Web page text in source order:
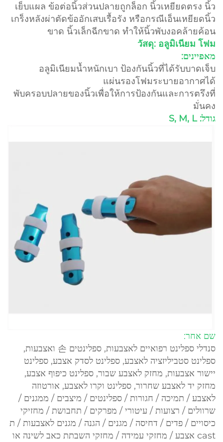
เย็บแผล ข้อต่อนิ้วส่วนปลายถูกล็อก นิ้วเหยียดตรง นิ้ว
เกร็งหลังผ่าตัดข้ออักเสบเรื้อรัง หรือกรณีเอ็นเหยียดนิ้ว
ขาด นิ้วเล็กฉีกขาด ทำให้นิ้วพับงอคล้ายค้อน
วัสดุ: อลูมิเนียม โฟม
מאפיינים:
อลูมิเนียมน้ำหนักเบา ป้องกันนิ้วที่ได้รับบาดเจ็บ
แผ่นรองโฟมระบายอากาศได้
พับครอบปลายของนิ้วเพื่อให้การป้องกันและการตรึงที่
มั่นคง
גודל: S, M, L
שם אחר:
סנדלי ספלינט רפואיים לאצבעות, ספלינטים 손 ואצבעות,
ספלינט סטביליזציה לאצבע, ספלינט לסדק אצבע, ספלינט
יישור אצבעות, מחזק לאצבע שבור, ספלינט כיפוף אצבע,
מחזק יד לאצבע שחרור, ספלינט וקרו לאצבע, אורטוזה
לאצבע / תמיכה / חגורות / ספלינטים / מיצבים / ממגנים /
שרוולים / רצועות / עיטורי / מפרקים / תחבושת / מחזיקי
כיסויים / פדים / דחיסה / מגנים / הגנה / מגנים לאצבעות / ת
cast אצבע / מחזקי עמידה / מחזקי השבתת כאב לשינה או